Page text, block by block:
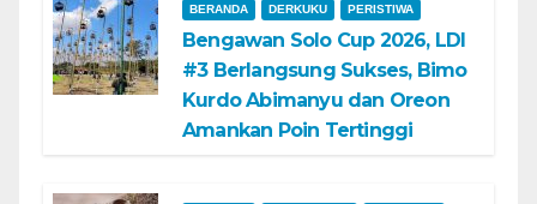
BERANDA DERKUKU PERISTIWA
Bengawan Solo Cup 2026, LDI
#3 Berlangsung Sukses, Bimo
Kurdo Abimanyu dan Oreon
Amankan Poin Tertinggi